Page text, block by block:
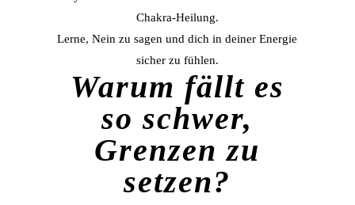
Lerne, Nein zu sagen und dich in deiner Energie
sicher zu fühlen.
Warum fällt es
so schwer,
Grenzen zu
setzen?